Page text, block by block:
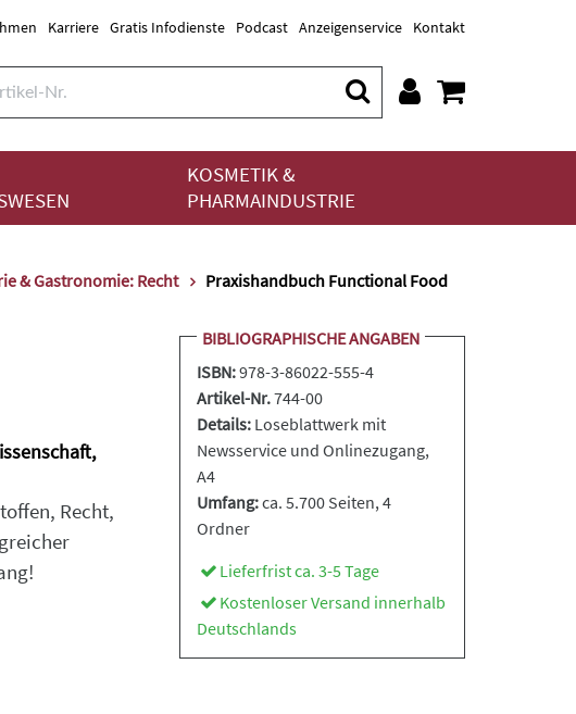
Karriere Gratis Infodienste Podcast Anzeigenservice Kontakt
KOSMETIK &
PHARMAINDUSTRIE
& Gastronomie: Recht Praxishandbuch Functional Food
Recht,
BIBLIOGRAPHISCHE ANGABEN
ISBN:978-3-86022-555-4
Artikel-Nr.744-00
Details: Loseblattwerk mit
Newsservice und Onlinezugang,
A4
Umfang:ca. 5.700 Seiten, 4
Ordner
Lieferfrist ca. 3-5 Tage
Kostenloser Versand innerhalb
Deutschlands